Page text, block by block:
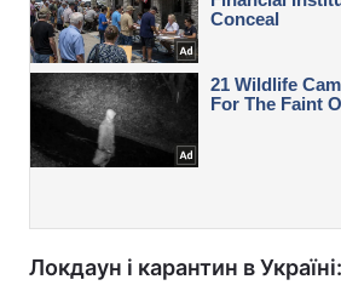
Локдаун і карантин в